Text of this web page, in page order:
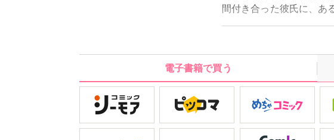
間付き合った彼氏に、あ
う理由でフラれてしま
と職場でひとり落ちこん
気づかなかった彼の魅力
とわかっているのに、彼
電子書籍で買う